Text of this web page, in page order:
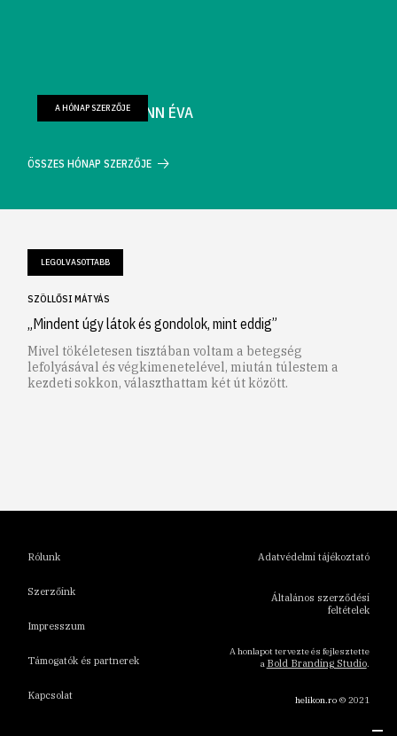
FARKAS WELLMANN ÉVA
A HÓNAP SZERZŐJE
ÖSSZES HÓNAP SZERZŐJE
LEGOLVASOTTABB
SZÖLLŐSI MÁTYÁS
„Mindent úgy látok és gondolok, mint eddig”
Mivel tökéletesen tisztában voltam a betegség
lefolyásával és végkimenetelével, miután túlestem a
kezdeti sokkon, választhattam két út között.
Rólunk
Szerzőink
Impresszum
Támogatók és partnerek
Kapcsolat
Adatvédelmi tájékoztató
Általános szerződési
feltételek
A honlapot tervezte és fejlesztette
a Bold Branding Studio.
helikon.ro© 2021